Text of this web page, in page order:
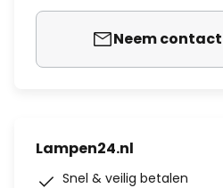
Neem
Lampen24.nl
Snel & veilig betalen